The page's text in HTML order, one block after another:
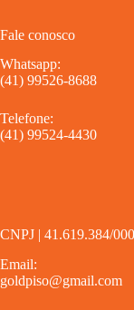
Fale conosco
Whatsapp:
(41) 99526-8688
Telefone:
(41) 99524-4430
CNPJ | 41.619.384/
Email:
goldpiso@gmail.com